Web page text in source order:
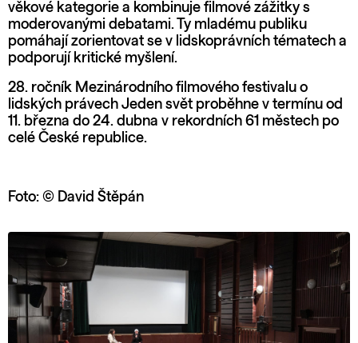
věkové kategorie a kombinuje filmové zážitky s
moderovanými debatami. Ty mladému publiku
pomáhají zorientovat se v lidskoprávních tématech a
podporují kritické myšlení.
28. ročník Mezinárodního filmového festivalu o
lidských právech Jeden svět proběhne v termínu od
11. března do 24. dubna v rekordních 61 městech po
celé České republice.
Foto: © David Štěpán